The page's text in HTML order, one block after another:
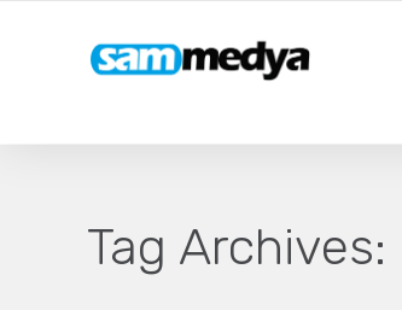
Tag Archives: